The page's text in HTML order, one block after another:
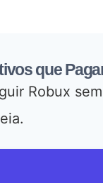
que
Robux